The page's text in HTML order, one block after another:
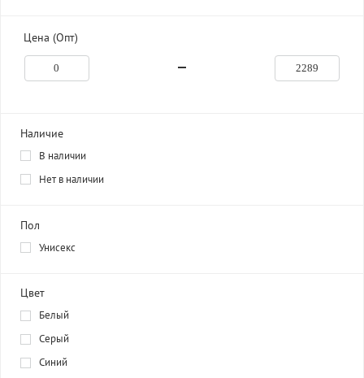
Цена (Опт)
Наличие
В наличии
Нет в наличии
Пол
Унисекс
Цвет
Белый
Серый
Синий